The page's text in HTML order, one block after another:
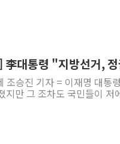
李대통령 "지방선거,
조승진 기자 = 이재명 대통
지만 그 조차도 국민들이